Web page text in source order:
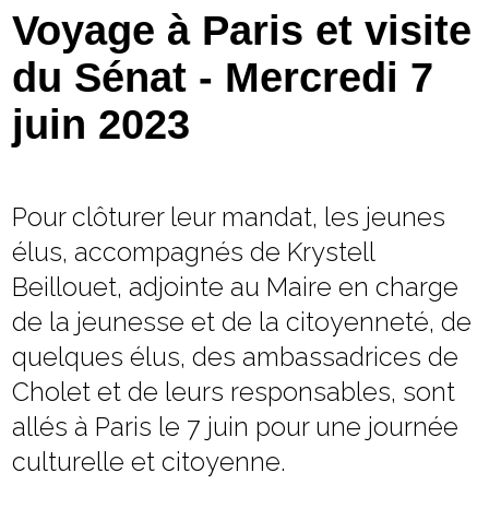
Economie
Services
Contacts
Voyage à Paris et visite
du Sénat - Mercredi 7
juin 2023
Pour clôturer leur mandat, les jeunes
élus, accompagnés de Krystell
Beillouet, adjointe au Maire en charge
de la jeunesse et de la citoyenneté, de
quelques élus, des ambassadrices de
Cholet et de leurs responsables, sont
allés à Paris le 7 juin pour une journée
culturelle et citoyenne.